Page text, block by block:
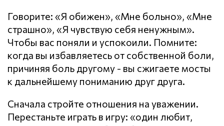
Говорите: «Я обижен», «Мне больно», «Мне
страшно», «Я чувствую себя ненужным».
Чтобы вас поняли и успокоили. Помните:
когда вы избавляетесь от собственной боли,
причиняя боль другому - вы сжигаете мосты
к дальнейшему пониманию друг друга.
Сначала стройте отношения на уважении.
Перестаньте играть в игру: «один любит,